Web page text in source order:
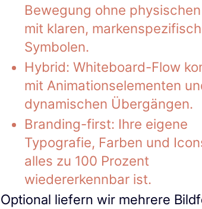
Bewegung ohne
mit klaren,
Symbolen.
Hybrid: Whiteboard-Flow
mit Animationselementen
dynamischen Übergängen.
Branding-first: Ihre eigene
Typografie, Farben und
alles zu 100 Prozent
wiedererkennbar ist.
Optional liefern wir mehrere